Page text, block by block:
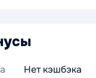
Нет кэшбэка